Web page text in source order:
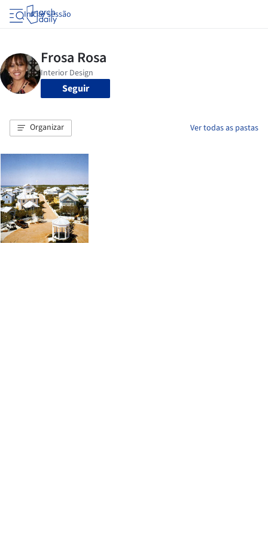
Iniciar sessão
Seguir
Organizar Ver todas as pastas